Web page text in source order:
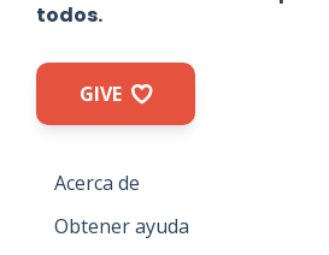
todos.
GIVE
Acerca de
Obtener ayuda